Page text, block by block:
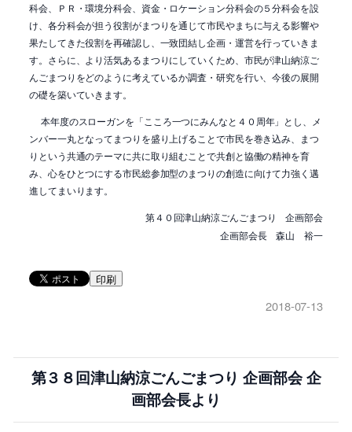
科会、ＰＲ・環境分科会、資金・ロケーション分科会の５分科会を設
け、各分科会が担う役割がまつりを通じて市民やまちに与える影響や
果たしてきた役割を再確認し、一致団結し企画・運営を行っていきま
す。さらに、より活気あるまつりにしていくため、市民が津山納涼ご
んごまつりをどのように考えているか調査・研究を行い、今後の展開
の礎を築いていきます。
本年度のスローガンを「こころ一つにみんなと４０周年」とし、メ
ンバー一丸となってまつりを盛り上げることで市民を巻き込み、まつ
りという共通のテーマに共に取り組むことで共創と協働の精神を育
み、心をひとつにする市民総参加型のまつりの創造に向けて力強く邁
進してまいります。
第４０回津山納涼ごんごまつり 企画部会
企画部会長 森山 裕一
印刷
2018-07-13
第３８回津山納涼ごんごまつり 企画部会 企
画部会長より